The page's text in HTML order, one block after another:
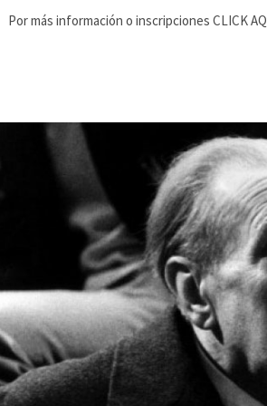
Por más información o inscripciones CLICK